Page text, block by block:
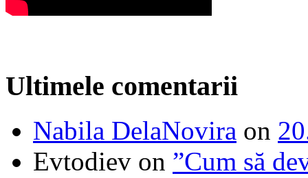
Ultimele comentarii
Nabila DelaNovira on
Evtodiev on ”Cum să